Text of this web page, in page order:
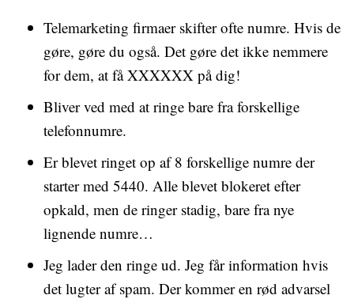
Telemarketing firmaer skifter ofte numre. Hvis de
gøre, gøre du også. Det gøre det ikke nemmere
for dem, at få XXXXXX på dig!
Bliver ved med at ringe bare fra forskellige
telefonnumre.
Er blevet ringet op af 8 forskellige numre der
starter med 5440. Alle blevet blokeret efter
opkald, men de ringer stadig, bare fra nye
lignende numre…
Jeg lader den ringe ud. Jeg får information hvis
det lugter af spam. Der kommer en rød advarsel